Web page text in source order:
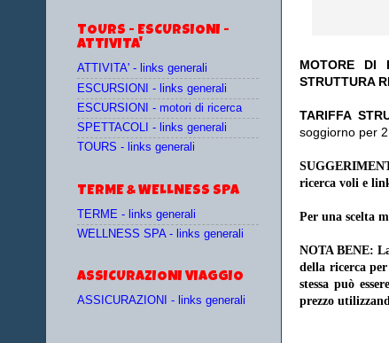
MOTORE DI
STRUTTURA
TARIFFA
soggiorno per
ricerca voli e
Per una scelta
NOTA BENE:
della ricerca
stessa può
prezzo
TOURS - ESCURSIONI -
ATTIVITA'
ATTIVITA' - links generali
ESCURSIONI - links generali
ESCURSIONI - motori di ricerca
SPETTACOLI - links generali
TOURS - links generali
TERME & WELLNESS SPA
TERME - links generali
WELLNESS SPA - links generali
ASSICURAZIONI VIAGGIO
ASSICURAZIONI - links generali